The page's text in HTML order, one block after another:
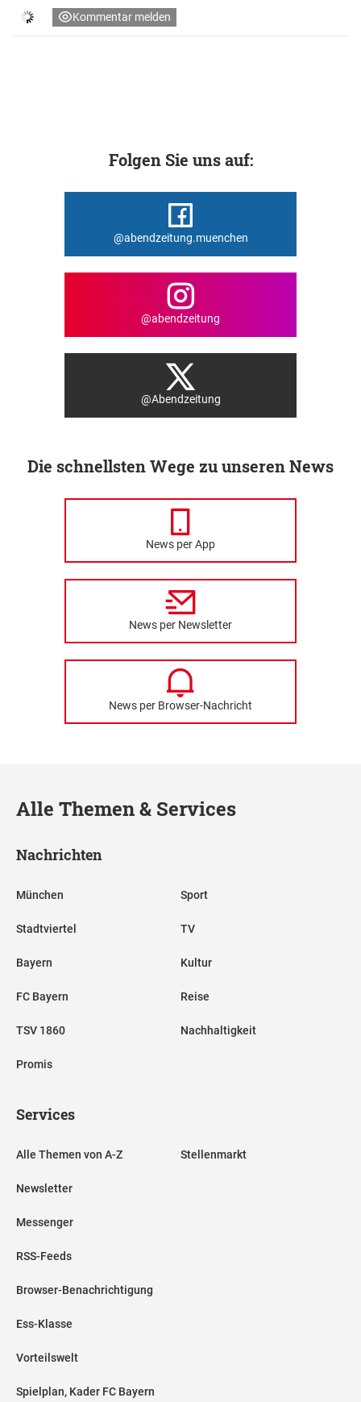
Kommentar melden
Folgen Sie uns auf:
@abendzeitung.muenchen
@abendzeitung
@Abendzeitung
Die schnellsten Wege zu unseren News
News per App
News per Newsletter
News per Browser-Nachricht
Alle Themen & Services
Nachrichten
München
Stadtviertel
Bayern
FC Bayern
TSV 1860
Promis
Sport
TV
Kultur
Reise
Nachhaltigkeit
Services
Alle Themen von A-Z
Newsletter
Messenger
RSS-Feeds
Browser-Benachrichtigung
Ess-Klasse
Vorteilswelt
Spielplan, Kader FC Bayern
Stellenmarkt